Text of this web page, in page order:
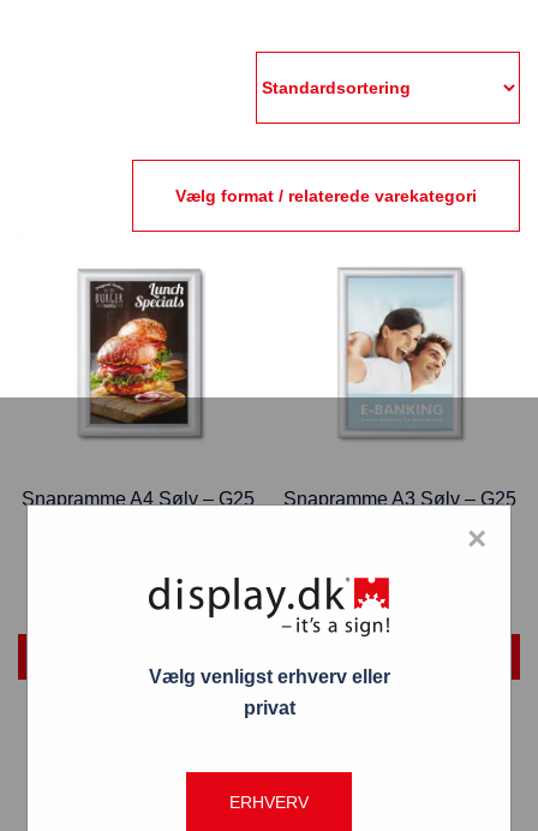
Vælg format / relaterede varekategori
Snapramme A4 Sølv – G25
Snapramme A3 Sølv – G25
Vælg venligst erhverv eller
privat
ERHVERV
×